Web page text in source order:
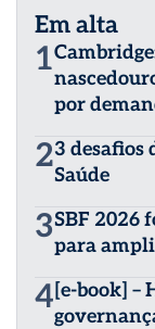
Em alta
1
por
23 desafios
Saúde
3SBF 2026
para
4[e-book] –